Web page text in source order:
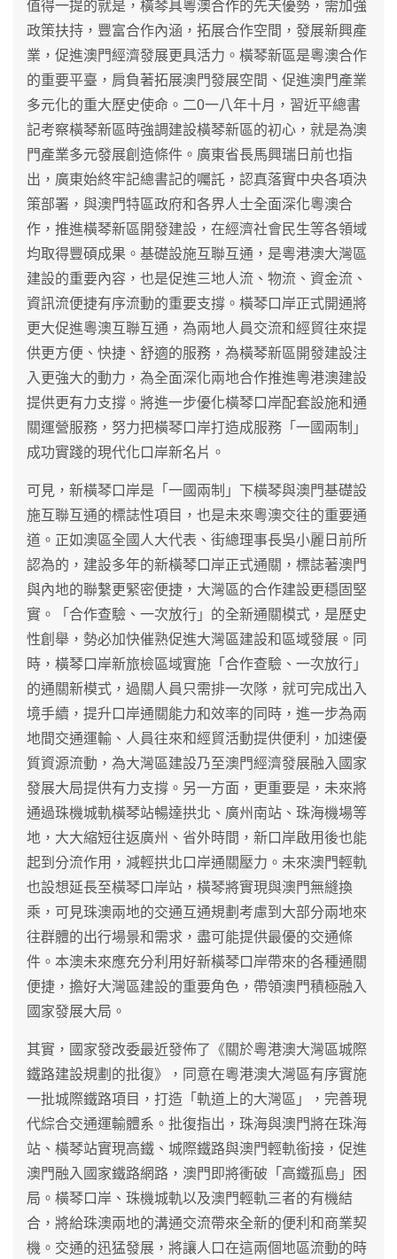
值得一提的就是，橫琴具粵澳合作的先天優勢，需加強
政策扶持，豐富合作內涵，拓展合作空間，發展新興產
業，促進澳門經濟發展更具活力。橫琴新區是粵澳合作
的重要平臺，肩負著拓展澳門發展空間、促進澳門產業
多元化的重大歷史使命。二0一八年十月，習近平總書
記考察橫琴新區時強調建設橫琴新區的初心，就是為澳
門產業多元發展創造條件。廣東省長馬興瑞日前也指
出，廣東始終牢記總書記的囑託，認真落實中央各項決
策部署，與澳門特區政府和各界人士全面深化粵澳合
作，推進橫琴新區開發建設，在經濟社會民生等各領域
均取得豐碩成果。基礎設施互聯互通，是粵港澳大灣區
建設的重要內容，也是促進三地人流、物流、資金流、
資訊流便捷有序流動的重要支撐。橫琴口岸正式開通將
更大促進粵澳互聯互通，為兩地人員交流和經貿往來提
供更方便、快捷、舒適的服務，為橫琴新區開發建設注
入更強大的動力，為全面深化兩地合作推進粵港澳建設
提供更有力支撐。將進一步優化橫琴口岸配套設施和通
關運營服務，努力把橫琴口岸打造成服務「一國兩制」
成功實踐的現代化口岸新名片。
可見，新橫琴口岸是「一國兩制」下橫琴與澳門基礎設
施互聯互通的標誌性項目，也是未來粵澳交往的重要通
道。正如澳區全國人大代表、街總理事長吳小麗日前所
認為的，建設多年的新橫琴口岸正式通關，標誌著澳門
與內地的聯繫更緊密便捷，大灣區的合作建設更穩固堅
實。「合作查驗、一次放行」的全新通關模式，是歷史
性創舉，勢必加快催熟促進大灣區建設和區域發展。同
時，橫琴口岸新旅檢區域實施「合作查驗、一次放行」
的通關新模式，過關人員只需排一次隊，就可完成出入
境手續，提升口岸通關能力和效率的同時，進一步為兩
地間交通運輸、人員往來和經貿活動提供便利，加速優
質資源流動，為大灣區建設乃至澳門經濟發展融入國家
發展大局提供有力支撐。另一方面，更重要是，未來將
通過珠機城軌橫琴站暢達拱北、廣州南站、珠海機場等
地，大大縮短往返廣州、省外時間，新口岸啟用後也能
起到分流作用，減輕拱北口岸通關壓力。未來澳門輕軌
也設想延長至橫琴口岸站，橫琴將實現與澳門無縫換
乘，可見珠澳兩地的交通互通規劃考慮到大部分兩地來
往群體的出行場景和需求，盡可能提供最優的交通條
件。本澳未來應充分利用好新橫琴口岸帶來的各種通關
便捷，擔好大灣區建設的重要角色，帶領澳門積極融入
國家發展大局。
其實，國家發改委最近發佈了《關於粵港澳大灣區城際
鐵路建設規劃的批復》，同意在粵港澳大灣區有序實施
一批城際鐵路項目，打造「軌道上的大灣區」，完善現
代綜合交通運輸體系。批復指出，珠海與澳門將在珠海
站、橫琴站實現高鐵、城際鐵路與澳門輕軌銜接，促進
澳門融入國家鐵路網路，澳門即將衝破「高鐵孤島」困
局。橫琴口岸、珠機城軌以及澳門輕軌三者的有機結
合，將給珠澳兩地的溝通交流帶來全新的便利和商業契
機。交通的迅猛發展，將讓人口在這兩個地區流動的時